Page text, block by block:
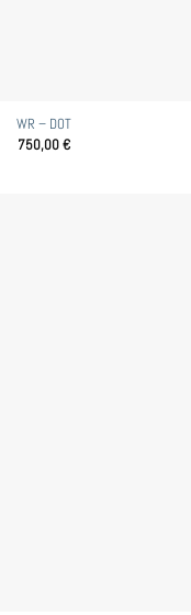
WR – DOT
750,00€